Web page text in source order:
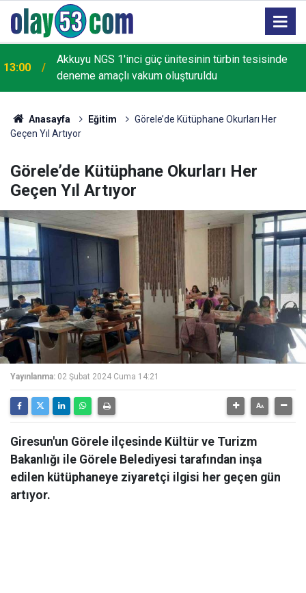
13:00
Akkuyu NGS 1'inci güç ünitesinin türbin tesisinde
deneme amaçlı vakum oluşturuldu
Anasayfa Eğitim
Görele’de Kütüphane Okurları Her
Geçen Yıl Artıyor
Görele’de Kütüphane Okurları Her
Geçen Yıl Artıyor
Yayınlanma: 02 Şubat 2024 Cuma 14:21
Giresun'un Görele ilçesinde Kültür ve Turizm
Bakanlığı ile Görele Belediyesi tarafından inşa
edilen kütüphaneye ziyaretçi ilgisi her geçen gün
artıyor.